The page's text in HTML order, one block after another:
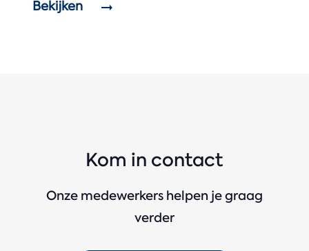
Bekijken
Kom in contact
Onze medewerkers helpen je graag
verder